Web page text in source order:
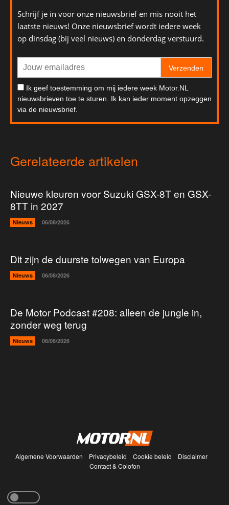
Schrijf je in voor onze nieuwsbrief en mis nooit het
laatste nieuws! Onze nieuwsbrief wordt iedere week
op dinsdag (bij veel nieuws) en donderdag verstuurd.
Verzenden
Ik geef toestemming om mij iedere week Motor.NL
nieuwsbrieven toe te sturen. Ik kan ieder moment opzeggen
via de nieuwsbrief.
Gerelateerde artikelen
Nieuwe kleuren voor Suzuki GSX-8T en GSX-
8TT in 2027
Nieuws 06/08/2026
Dit zijn de duurste tolwegen van Europa
Nieuws 06/08/2026
De Motor Podcast #208: alleen de jungle in,
zonder weg terug
Nieuws 06/08/2026
Algemene Voorwaarden Privacybeleid Cookie beleid
Disclaimer
Contact & Colofon